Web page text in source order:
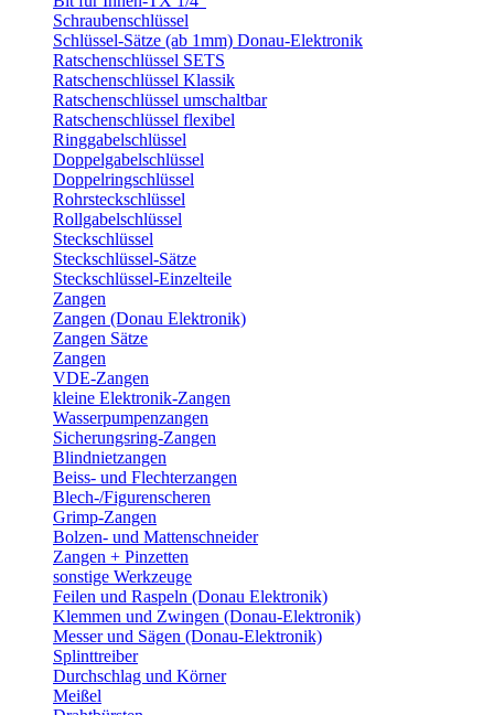
Schraubenschlüssel
Schlüssel-Sätze (ab 1mm) Donau-Elektronik
Ratschenschlüssel SETS
Ratschenschlüssel Klassik
Ratschenschlüssel umschaltbar
Ratschenschlüssel flexibel
Ringgabelschlüssel
Doppelgabelschlüssel
Doppelringschlüssel
Rohrsteckschlüssel
Rollgabelschlüssel
Steckschlüssel
Steckschlüssel-Sätze
Steckschlüssel-Einzelteile
Zangen
Zangen (Donau Elektronik)
Zangen Sätze
Zangen
VDE-Zangen
kleine Elektronik-Zangen
Wasserpumpenzangen
Sicherungsring-Zangen
Blindnietzangen
Beiss- und Flechterzangen
Blech-/Figurenscheren
Grimp-Zangen
Bolzen- und Mattenschneider
Zangen + Pinzetten
sonstige Werkzeuge
Feilen und Raspeln (Donau Elektronik)
Klemmen und Zwingen (Donau-Elektronik)
Messer und Sägen (Donau-Elektronik)
Splinttreiber
Durchschlag und Körner
Meißel